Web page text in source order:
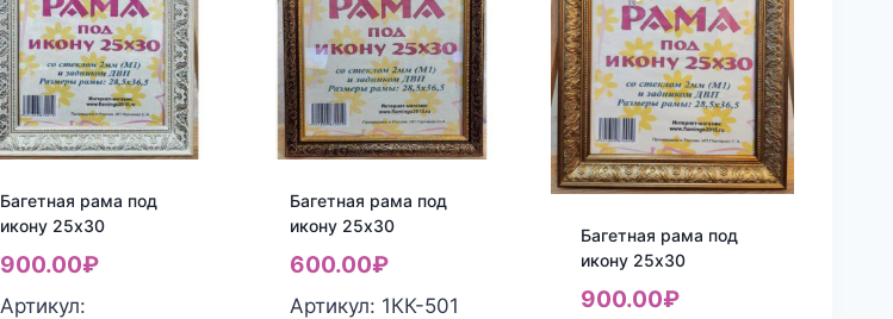
Багетная рама под
икону 25х30
900.00₽
Артикул:
Багетная рама под
икону 25х30
600.00₽
Артикул: 1КК-501
Багетная рама под
икону 25х30
900.00₽